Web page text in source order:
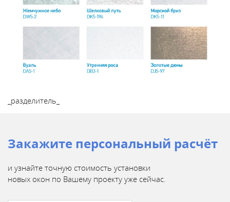
_разделитель_
Закажите персональный расчёт
и узнайте точную стоимость установки
новых окон по Вашему проекту уже сейчас.